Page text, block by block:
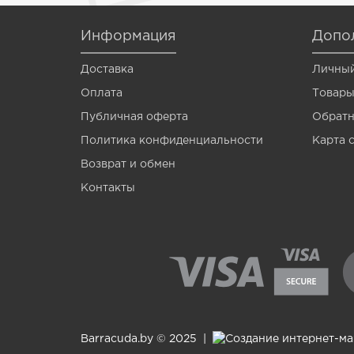
Vermis
Wagner
Мотыль
Опарыш
Информация
Доставка
Оплата
Публичная оферта
Политика конфиденциальности
Возврат и обмен
Контакты
Карта
Barracuda.by © 2025 | Создание интернет-